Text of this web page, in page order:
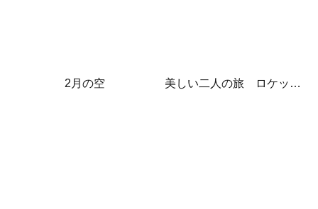
2月の空 美しい二人の旅 ロケット発射